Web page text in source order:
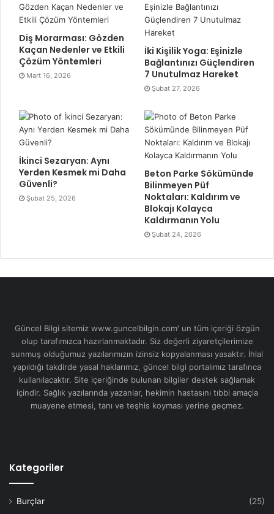
Diş Morarması: Gözden
Kaçan Nedenler ve Etkili
Çözüm Yöntemleri
Mart 16, 2026
İki Kişilik Yoga: Eşinizle
Bağlantınızı Güçlendiren
7 Unutulmaz Hareket
Şubat 27, 2026
İkinci Sezaryan: Aynı
Yerden Kesmek mi Daha
Güvenli?
Şubat 25, 2026
Beton Parke Sökümünde
Bilinmeyen Püf
Noktaları: Kaldırım ve
Blokajı Kolayca
Kaldırmanın Yolu
Şubat 24, 2026
Güncel Bilgi sitemiz www.guncelbilgin.com' un tüm içeriği özgün
olup tarafımızca hazırlanmaktadır. Siz değerli ziyaretçilerimize
sunmuş olduğumuz yazılarımızın izinsiz kopyalanması yasaktır. İhlal
yapıldığı takdirde yasal haklarımız, güncel bilgi portalımız tarafınca
kullanılacaktır. Site içeriğinde bulunan bilgiler destek sağlamak
içindir. Sağlık yazılarında yazanlar, hekimin hastasını tıbbi amaçla
muayene etmesi, tanı ve teşhis koyması yerine geçmez.
Kategoriler
Burçlar
(25)